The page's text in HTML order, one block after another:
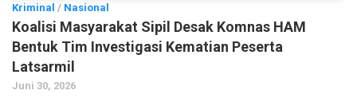
Kriminal / Nasional
Koalisi Masyarakat Sipil Desak Komnas HAM
Bentuk Tim Investigasi Kematian Peserta
Latsarmil
Juni 30, 2026